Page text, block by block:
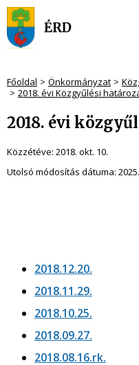
Főoldal Önkormányzat
2018. évi Közgyűlési
2018. évi
Közzétéve: 2018. okt. 10.
Utolsó módosítás dátuma:
2018.12.20.
2018.11.29.
2018.10.25.
2018.09.27.
2018.08.16.rk.